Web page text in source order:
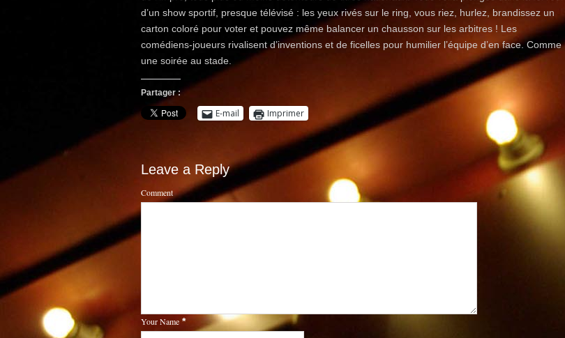
d’un show sportif, presque télévisé : les yeux rivés sur le ring, vous riez, hurlez, brandissez un
carton coloré pour voter et pouvez même balancer un chausson sur les arbitres ! Les
comédiens-joueurs rivalisent d’inventions et de ficelles pour humilier l’équipe d’en face. Comme
une soirée au stade.
Partager :
E-mail Imprimer
Leave a Reply
Comment
Your Name *